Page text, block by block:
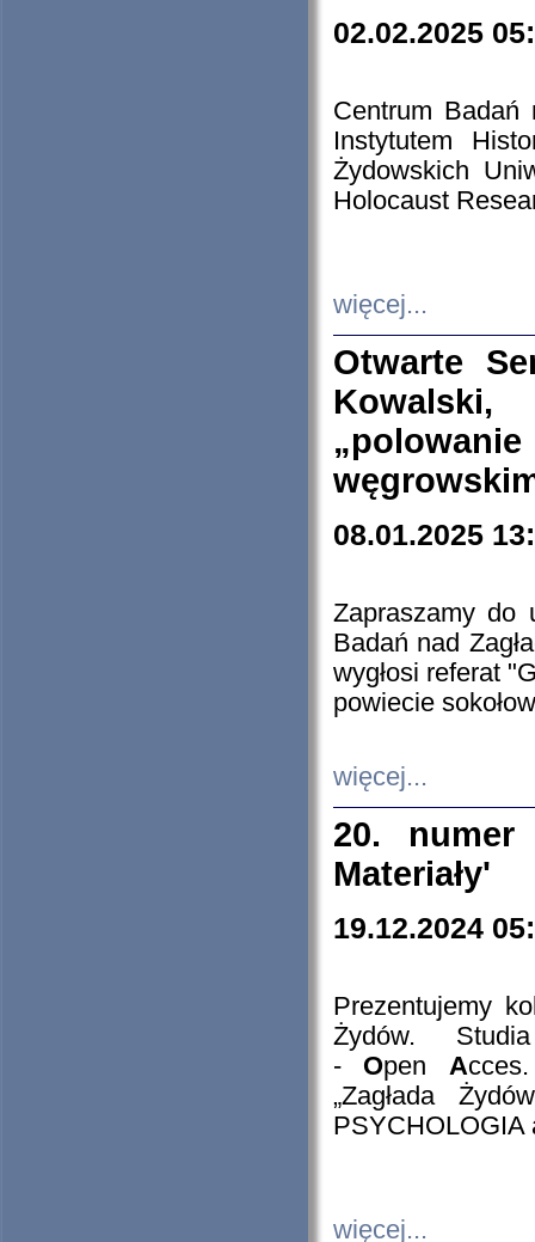
02.02.2025
Centrum Badań
Instytutem
Żydowskich
Holocaust
więcej...
Otwarte
08.01.2025
Zapraszamy do
Badań nad
wygłosi referat
powiecie
więcej...
20. numer
Materiały'
19.12.2024
Prezentujemy
Żydów.
- Open A
„Zagłada
PSYCHOLOGIA
więcej...